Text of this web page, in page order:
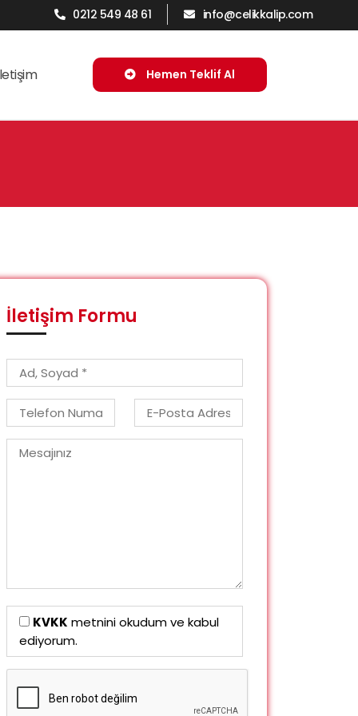
0212 549 48 61 info@celikkalip.com
Hemen Teklif Al
İletişim Formu
KVKK metnini okudum ve kabul
ediyorum.